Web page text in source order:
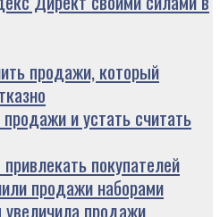
продажи, который
и устать считать
покупателей
продажи наборами
продажи